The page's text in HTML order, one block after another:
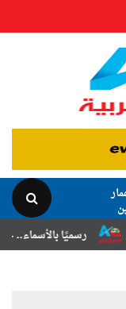
بالأسماء.. حركة